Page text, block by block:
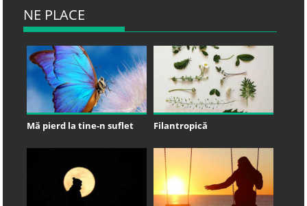
NE PLACE
Mă pierd la tine-n suflet Filantropică